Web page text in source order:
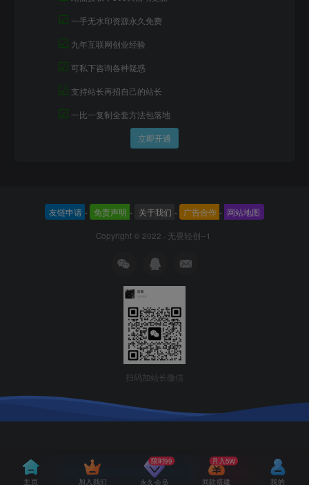
☑ 一手无水印资源永久免费
☑ 九年互联网创业经验
☑ 可私下咨询各种疑惑
☑ 支持站长再招自己的站长
☑ 一比一复制全套方法包落地
立即开通
友链申请 - 免责声明 - 关于我们 - 广告合作 - 网站地图
Copyright © 2022 · 无畏轻创--1
扫码加站长微信
主页 加入我们 永久会员
限时99
同款搭建
月入5W
我的
本站主题由Zibll子比主题强力驱动 联系作者